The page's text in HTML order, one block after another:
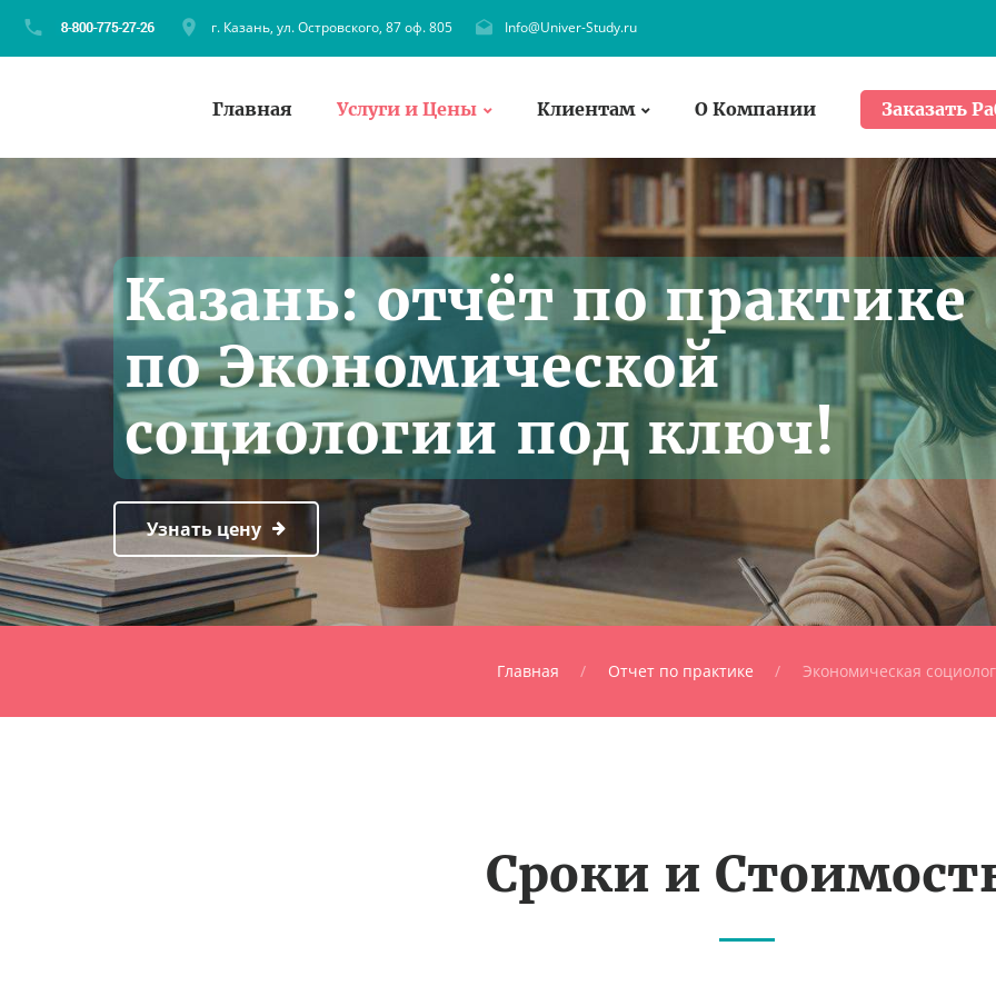
г. Казань, ул. Островского, 87 оф. 805 Info@Univer-Study.ru
Главная Услуги и Цены Клиентам О Компании Заказать
Казань: отчёт по практике
по Экономической
социологии под ключ!
Узнать цену
Главная Отчет по практике Экономическая
Сроки и